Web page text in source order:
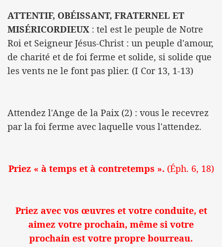
ATTENTIF, OBÉISSANT, FRATERNEL ET
MISÉRICORDIEUX : tel est le peuple de Notre
Roi et Seigneur Jésus-Christ : un peuple d'amour,
de charité et de foi ferme et solide, si solide que
les vents ne le font pas plier. (I Cor 13, 1-13)
Attendez l'Ange de la Paix (2) : vous le recevrez
par la foi ferme avec laquelle vous l'attendez.
Priez « à temps et à contretemps ». (Éph. 6, 18)
Priez avec vos œuvres et votre conduite, et
aimez votre prochain, même si votre
prochain est votre propre bourreau.